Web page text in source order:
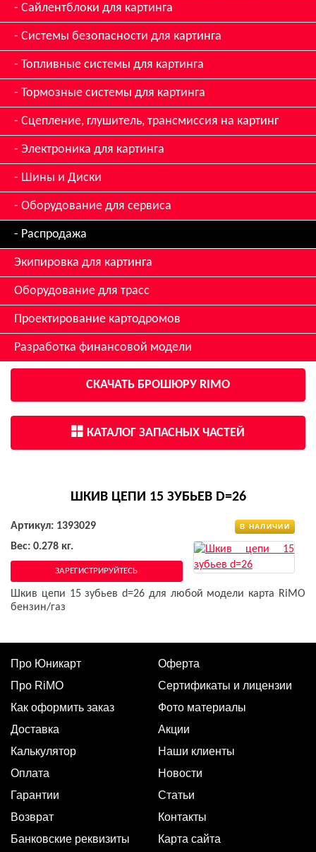
Сайлентблоки для картинга
Системы безопасности для картинга
Топливные системы для картинга
Тормозные системы для картинга
Сцепление, глушитель, трансмиссия на картинг
Электроника для картинга
Шины и Диски
Оборудование для сервиса
Распродажа
Экипировка для картинга
Оборудование для трасс
Проектирование картодромов
Разработка финансовой модели
СКАЧАТЬ БРОШЮРУ RIMO
КАТАЛОГ ЗАПАСНЫХ ЧАСТЕЙ
ШКИВ ЦЕПИ 15 ЗУБЬЕВ D=26
В НАЛИЧИИ
Артикул: 1393029
Вес: 0.278 кг.
ЗАРЕГИСТРИРУЙТЕСЬ
Шкив цепи 15 зубьев d=26 для любой модели карта RiMO
бензин/газ
Про Юникарт
Про RiMO
Как оформить заказ
Доставка
Калькулятор
Оплата
Гарантии
Возврат
Банковские реквизиты
Оферта
Сертификаты и лицензии
Фото материалы
Акции
Наши клиенты
Новости
Статьи
Контакты
Карта сайта